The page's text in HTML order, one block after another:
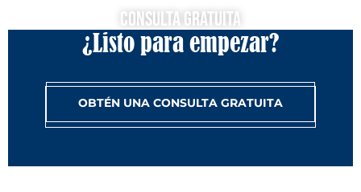
Consulta Gratuita
¿Listo para empezar?
OBTÉN UNA CONSULTA GRATUITA